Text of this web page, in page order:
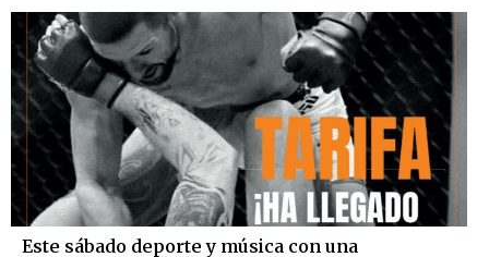
Este sábado deporte y música con una